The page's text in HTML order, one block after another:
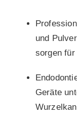
und
sorgen
Geräte